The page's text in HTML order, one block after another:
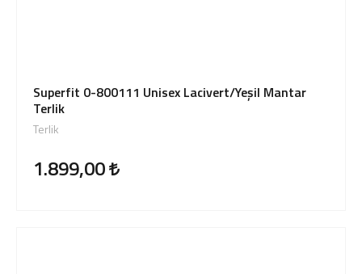
Superfit 0-800111 Unisex Lacivert/Yeşil Mantar
Terlik
Terlik
1.899,00